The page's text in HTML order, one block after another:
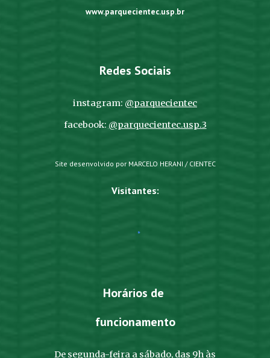
www.parquecientec.usp.br
Redes Sociais
instagram: @parquecientec
facebook: @parquecientec.usp.3
Site desenvolvido por MARCELO HERANI / CIENTEC
Visitantes:
Horários de
funcionamento
De segunda-feira a sábado, das 9h às